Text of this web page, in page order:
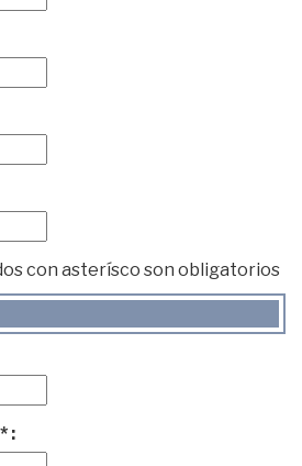
con asterísco son obligatorios
: